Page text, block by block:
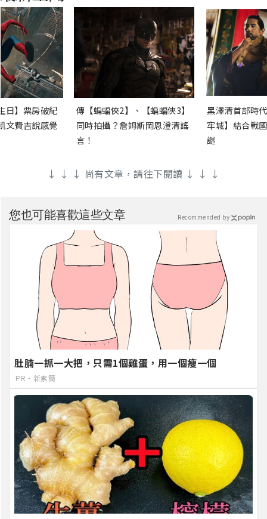
日】票房破紀
文費吉說感覺
傳【蝙蝠俠2】、【蝙蝠俠3】
同時拍攝？詹姆斯岡恩澄清謠
言！
黑澤清首部時
牢城】結合戰
謎
↓ ↓ ↓ 尚有文章，請往下閱讀 ↓ ↓ ↓
您也可能喜歡這些文章
肚腩一抓一大把，只需1個雞蛋，用一個瘦一個
PR・新素簡
Recommended by